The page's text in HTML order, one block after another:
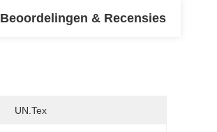
Beoordelingen & Recensies
UN.Tex